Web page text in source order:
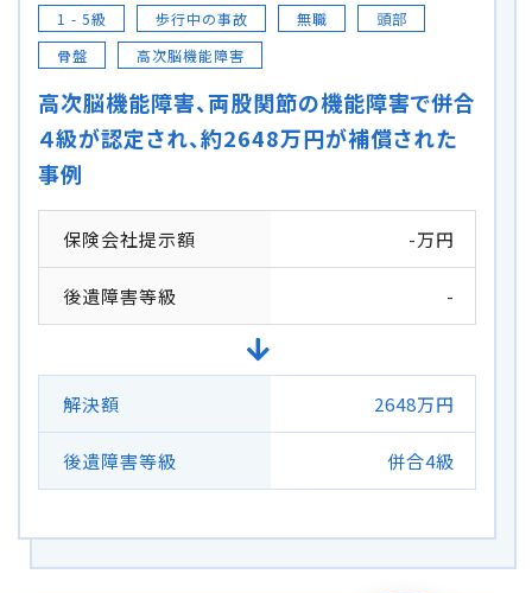
1 - 5級 歩行中の事故 無職
頭部
骨盤
高次脳機能障害
高次脳機能障害、両股関節の機能障害で併合
４級が認定され、約2648万円が補償された
事例
保険会社提示額 -万円
後遺障害等級 -
解決額 2648万円
後遺障害等級 併合4級